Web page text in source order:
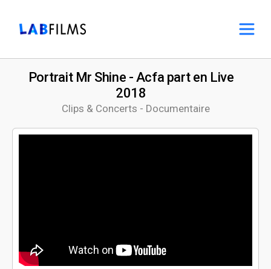
Clips & Concerts - Documentaire
Portrait Mr Shine - Acfa part en Live
2018